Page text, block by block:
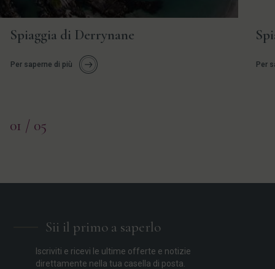
Spiaggia di Derrynane
Per saperne di più Per
01 / 05
Sii il primo a saperlo
Iscriviti e ricevi le ultime offerte e notizie
direttamente nella tua casella di posta.